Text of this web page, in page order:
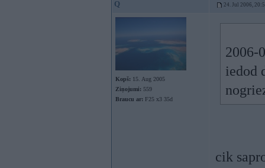
Q 24. Jul 2006,
Kopš: 15. Aug 2005
Ziņojumi: 559
Braucu ar: F25 x3 35d
2006-
iedod
cik